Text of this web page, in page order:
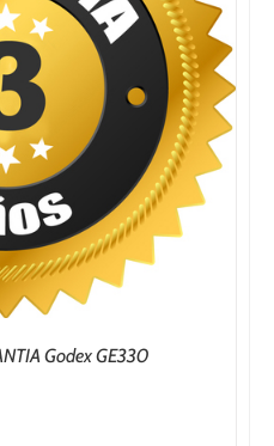
Godex GE330